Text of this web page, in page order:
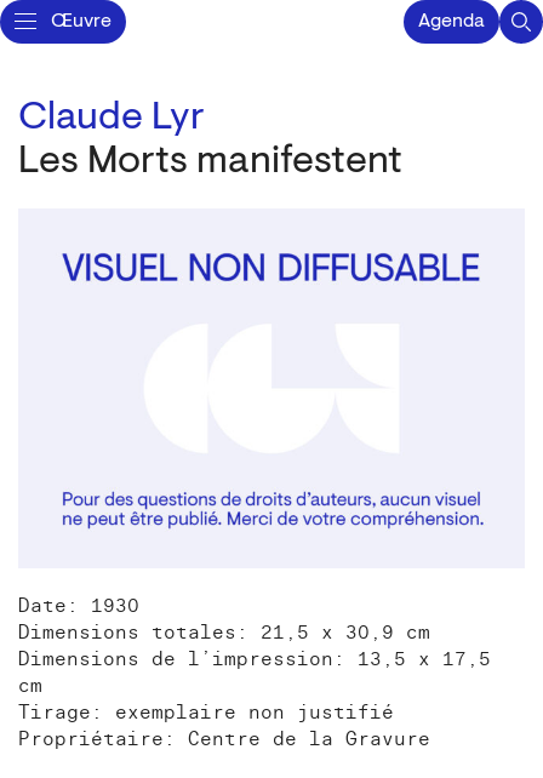
Œuvre Agenda
Claude Lyr
Les Morts manifestent
Date: 1930
Dimensions totales: 21,5 x 30,9 cm
Dimensions de l’impression: 13,5 x 17,5
cm
Tirage: exemplaire non justifié
Propriétaire: Centre de la Gravure